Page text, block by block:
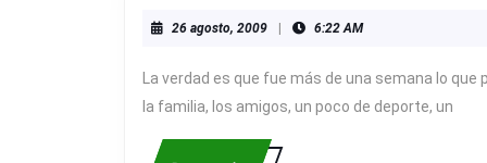
26 agosto, 200926
6:22 AM
La verdad es que fue más de una semana lo
la familia, los amigos, un poco de deporte, un